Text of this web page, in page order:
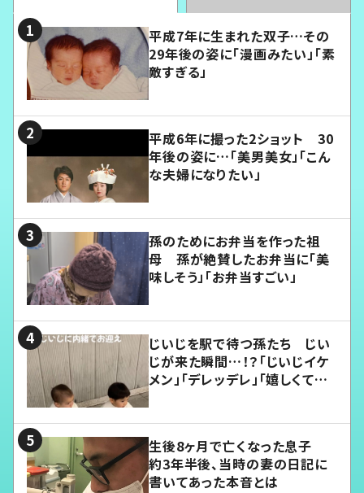
平成7年に生まれた双子…その
29年後の姿に「漫画みたい」「素
敵すぎる」
平成6年に撮った2ショット 30
年後の姿に…「美男美女」「こん
な夫婦になりたい」
孫のためにお弁当を作った祖
母 孫が絶賛したお弁当に「美
味しそう」「お弁当すごい」
じいじを駅で待つ孫たち じい
じが来た瞬間…！？「じいじイケ
メン」「デレッデレ」「嬉しくて可
生後8ヶ月で亡くなった息子
約3年半後、当時の妻の日記に
書いてあった本音とは